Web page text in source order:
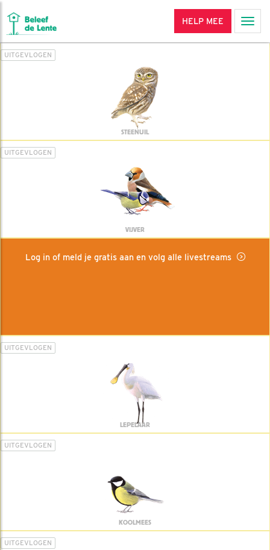
HELP MEE
UITGEVLOGEN
STEENUIL
UITGEVLOGEN
VIJVER
Log in of meld je gratis aan en volg alle livestreams
UITGEVLOGEN
LEPELAAR
UITGEVLOGEN
KOOLMEES
UITGEVLOGEN